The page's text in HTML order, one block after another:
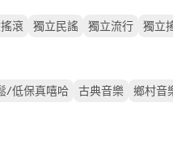
滾 獨立民謠 獨立流行 獨立
/低保真嘻哈 古典音樂 鄉村音